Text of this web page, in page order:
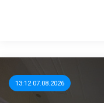
13:12 07.08.2026